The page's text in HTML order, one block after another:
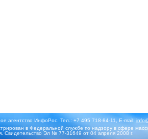
агентство ИнфоРос. Тел.: +7 495 718-84-11, E-mail:
в Федеральной службе по надзору в сфере
Свидетельство Эл № 77-31649 от 04 апреля 2008 г.